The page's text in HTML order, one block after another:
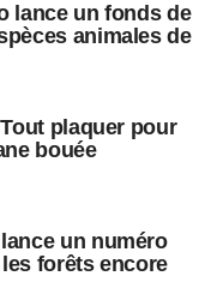
lance un fonds de
animales de
plaquer pour
bouée
un numéro
forêts encore